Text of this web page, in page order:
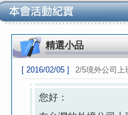
精選小品
[ 2016/02/05 ] 2/5境外公司上
您好：